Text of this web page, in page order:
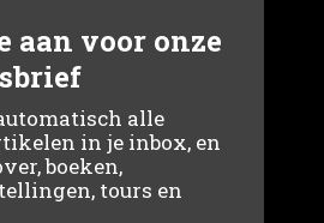
aan voor onze
alle
in je inbox, en
boeken,
tours en